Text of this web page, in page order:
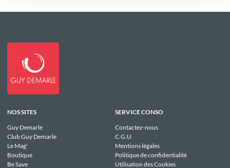
NOS SITES
Guy Demarle
Club Guy Demarle
Le Mag'
Boutique
Be Save
SERVICE CONSO
Contactez-nous
C.G.U
Mentions légales
Politique de confidentialité
Utilisation des Cookies